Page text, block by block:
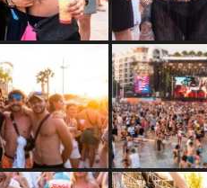
À
Propos
de
Nous